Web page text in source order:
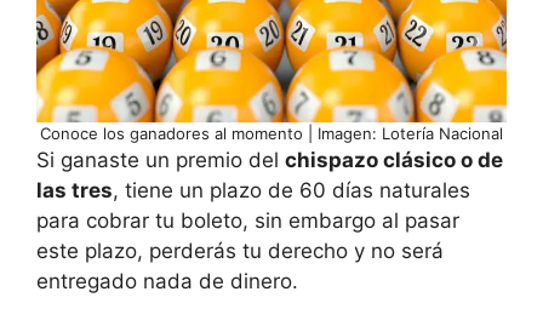
Conoce los ganadores al momento | Imagen: Lotería Nacional
Si ganaste un premio del chispazo clásico o de
las tres, tiene un plazo de 60 días naturales
para cobrar tu boleto, sin embargo al pasar
este plazo, perderás tu derecho y no será
entregado nada de dinero.